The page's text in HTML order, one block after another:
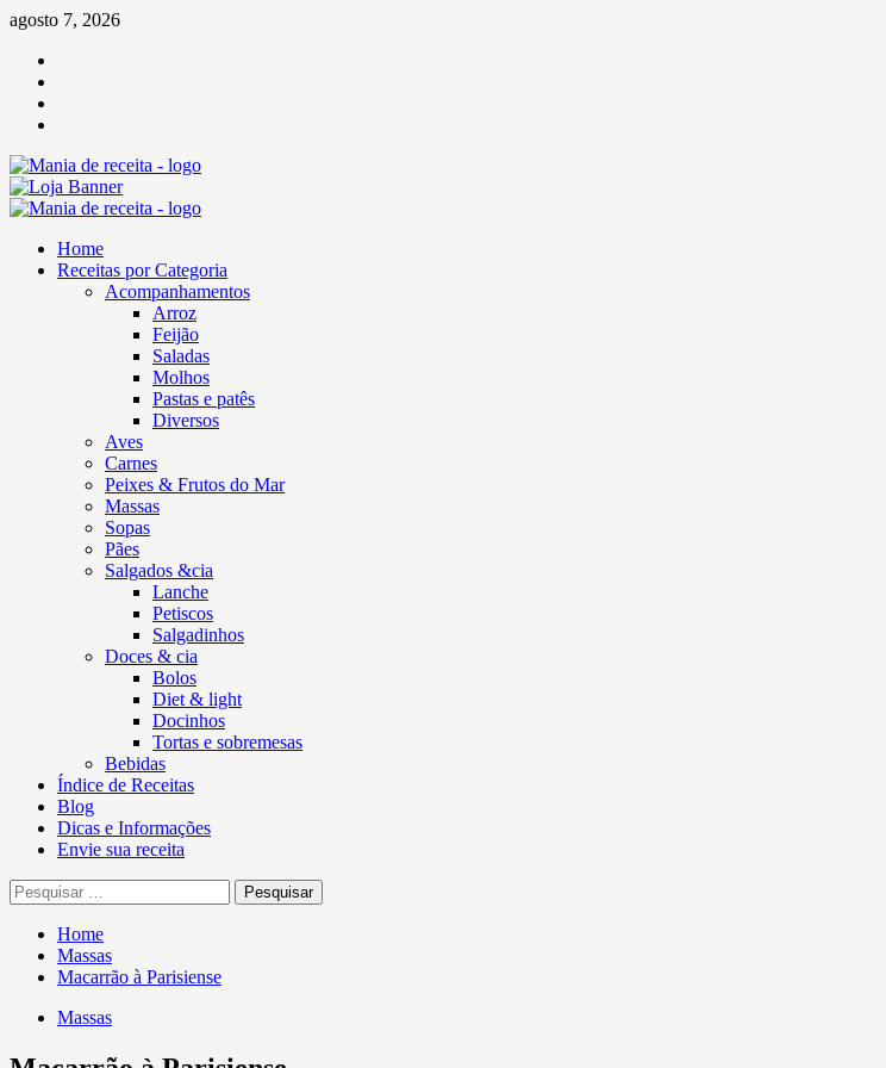
Skip
content
agosto 7, 2026
Primary
Home
Receitas por Categoria
Acompanhamentos
Arroz
Feijão
Saladas
Molhos
Pastas e patês
Diversos
Aves
Carnes
Peixes & Frutos do Mar
Massas
Sopas
Pães
Salgados &cia
Lanche
Petiscos
Salgadinhos
Doces & cia
Bolos
Diet & light
Docinhos
Tortas e sobremesas
Bebidas
Índice de Receitas
Blog
Dicas e Informações
Envie sua receita
Pesquisar
por:
Home
Massas
Macarrão à Parisiense
Massas